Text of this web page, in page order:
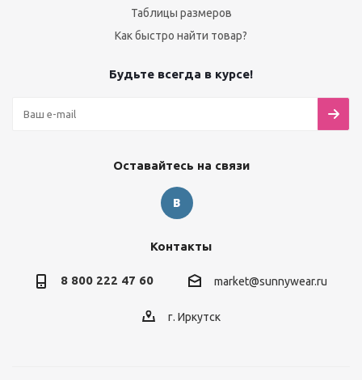
Таблицы размеров
Как быстро найти товар?
Будьте всегда в курсе!
Оставайтесь на связи
Контакты
8 800 222 47 60 market@sunnywear.ru
г. Иркутск